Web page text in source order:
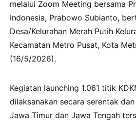
melalui Zoom Meeting bersama
Indonesia, Prabowo Subianto,
Desa/Kelurahan Merah Putih
Kecamatan Metro Pusat, Kota
(16/5/2026).
Kegiatan launching 1.061 titik
dilaksanakan secara serentak
Jawa Timur dan Jawa Tengah